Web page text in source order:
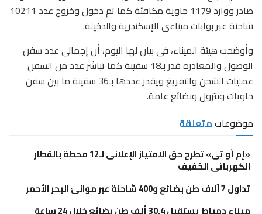
صادر ووارد 1179 حاوية مكافئة كما تم دخول وخروج عدد 10211
شاحنة عبر بوابات ميناءى الإسكندرية والدخيلة.
وأوضحت هيئة الميناء، فى بيان لها اليوم، أن إجمالى عدد سفن
الوصول والمغادرة قدر بـ18 سفينة كما تباشر عدد من السفن
عمليات الشحن والتفريغ ويقدر عددها بـ36 سفينة ما بين سفن
حاويات وبترول وبضائع عامة.
موضوعاتمتعلقة
«إم أو تى» تطرح حق الامتياز الإعلانى لـ12 محطة بالقطار
الكهربائى الخفيف
تداول 7 آلاف طن بضائع و400 شاحنة عبر موانئ البحر الأحمر